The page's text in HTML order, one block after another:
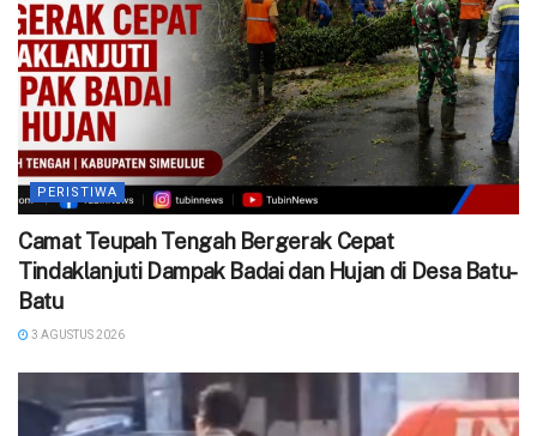
PERISTIWA
Camat Teupah Tengah Bergerak Cepat
Tindaklanjuti Dampak Badai dan Hujan di Desa Batu-
Batu
3 AGUSTUS 2026